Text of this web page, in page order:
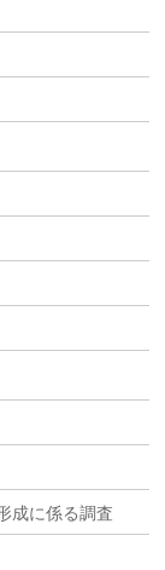
成に係る調査